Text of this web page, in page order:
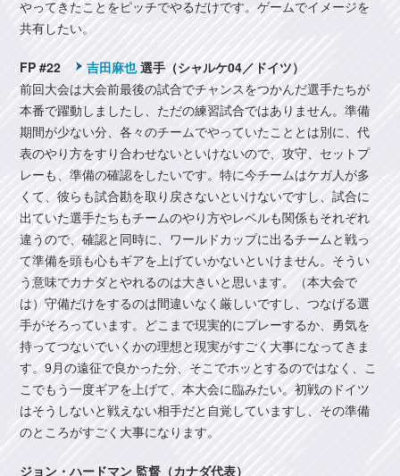
やってきたことをピッチでやるだけです。ゲームでイメージを
共有したい。
FP #22 吉田麻也選手（シャルケ04／ドイツ）
前回大会は大会前最後の試合でチャンスをつかんだ選手たちが
本番で躍動しましたし、ただの練習試合ではありません。準備
期間が少ない分、各々のチームでやっていたこととは別に、代
表のやり方をすり合わせないといけないので、攻守、セットプ
レーも、準備の確認をしたいです。特に今チームはケガ人が多
くて、彼らも試合勘を取り戻さないといけないですし、試合に
出ていた選手たちもチームのやり方やレベルも関係もそれぞれ
違うので、確認と同時に、ワールドカップに出るチームと戦っ
て準備を頭も心もギアを上げていかないといけません。そうい
う意味でカナダとやれるのは大きいと思います。（本大会で
は）守備だけをするのは間違いなく厳しいですし、つなげる選
手がそろっています。どこまで現実的にプレーするか、勇気を
持ってつないでいくかの理想と現実がすごく大事になってきま
す。9月の遠征で良かった分、そこでホッとするのではなく、こ
こでもう一度ギアを上げて、本大会に臨みたい。初戦のドイツ
はそうしないと戦えない相手だと自覚していますし、その準備
のところがすごく大事になります。
ジョン・ハードマン 監督（カナダ代表）